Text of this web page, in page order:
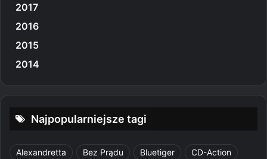
2017
2016
2015
2014
Najpopularniejsze tagi
Alexandretta Bez Prądu Bluetiger
CD-Action